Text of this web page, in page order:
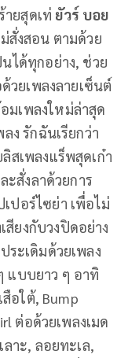
ยสุดเท่ ยัวร์ บอย
สั่งสอน ตามด้วย
ได้ทุกอย่าง, ช่วย
วยเพลงลายเซ็นต์
มเพลงใหม่ล่าสุด
ง รักฉันเรียกว่า
สเพลงแร็พสุดเก๋า
ะสั่งลาด้วยการ
ปอร์ไซย่า เพื่อไม่
ยงกับวงปิดอย่าง
ประเดิมด้วยเพลง
แบบยาว ๆ อาทิ
อใต้, Bump
ต่อด้วยเพลงเมด
าะ, ลอยทะเล,